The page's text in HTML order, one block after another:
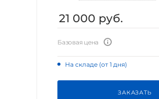
21 000 руб.
Базовая цена
На складе (от 1 дня)
ЗАКАЗАТЬ